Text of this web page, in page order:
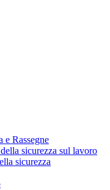
Rassegne
sicurezza sul lavoro
sicurezza